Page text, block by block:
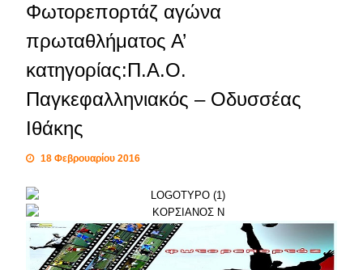
Φωτορεπορτάζ αγώνα
πρωταθλήματος Α’
κατηγορίας:Π.Α.Ο.
Παγκεφαλληνιακός – Οδυσσέας
Ιθάκης
18 Φεβρουαρίου 2016